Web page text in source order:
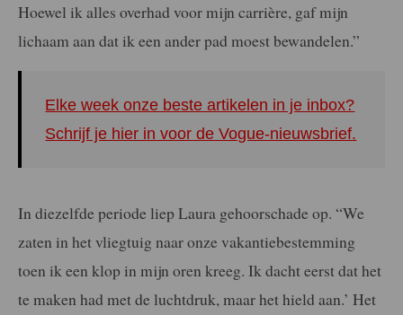
Hoewel ik alles overhad voor mijn carrière, gaf mijn
lichaam aan dat ik een ander pad moest bewandelen.”
Elke week onze beste artikelen in je inbox?
Schrijf je hier in voor de Vogue-nieuwsbrief.
In diezelfde periode liep Laura gehoorschade op. “We
zaten in het vliegtuig naar onze vakantiebestemming
toen ik een klop in mijn oren kreeg. Ik dacht eerst dat het
te maken had met de luchtdruk, maar het hield aan.’ Het